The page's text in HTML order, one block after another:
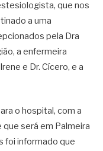
que nos
a uma
pela Dra
a enfermeira
e Dr. Cícero, e a
o hospital, com a
será em Palmeira
foi informado que